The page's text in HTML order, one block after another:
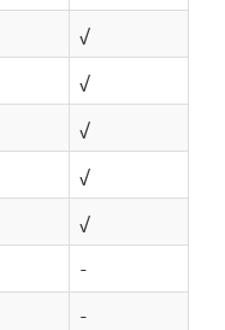
√
√
√
√
√
-
-